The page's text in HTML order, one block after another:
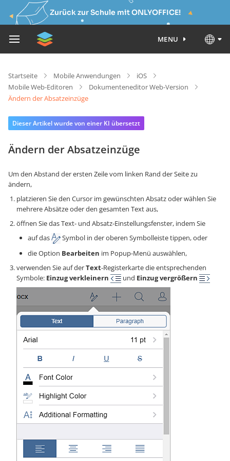
Zurück zur Schule mit ONLYOFFICE!
MENU
Startseite Mobile Anwendungen
iOS
Mobile Web-Editoren
Dokumenteneditor Web-Version
Ändern der Absatzeinzüge
Dieser Artikel wurde von einer KI übersetzt
Ändern der Absatzeinzüge
Um den Abstand der ersten Zeile vom linken Rand der Seite zu
ändern,
platzieren Sie den Cursor im gewünschten Absatz oder wählen Sie
mehrere Absätze oder den gesamten Text aus,
öffnen Sie das Text- und Absatz-Einstellungsfenster, indem Sie
auf das
Symbol in der oberen Symbolleiste tippen, oder
die Option Bearbeiten im Popup-Menü auswählen,
verwenden Sie auf derText-Registerkarte die entsprechenden
Symbole: Einzug verkleinern und Einzug vergrößern